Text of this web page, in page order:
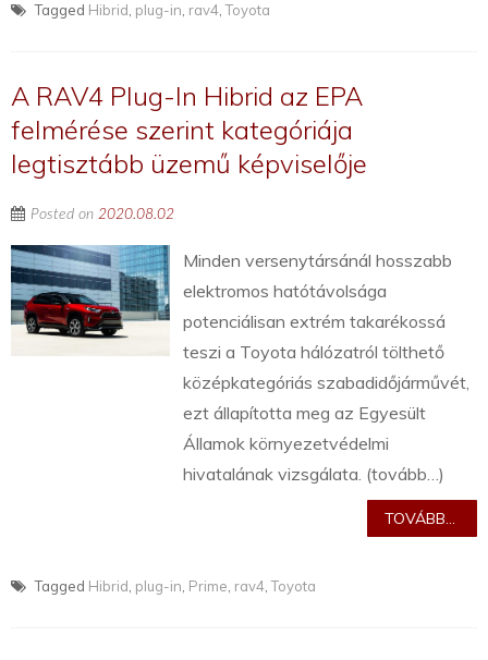
Tagged Hibrid plug-in rav4 ,Toyota
A RAV4 Plug-In Hibrid az EPA
felmérése szerint kategóriája
legtisztább üzemű képviselője
Posted on 2020.08.02
Minden versenytársánál hosszabb
elektromos hatótávolsága
potenciálisan extrém takarékossá
teszi a Toyota hálózatról tölthető
középkategóriás szabadidőjárművét,
ezt állapította meg az Egyesült
Államok környezetvédelmi
hivatalának vizsgálata. (tovább…)
TOVÁBB...
Tagged Hibrid plug-in Prime rav4 ,Toyota